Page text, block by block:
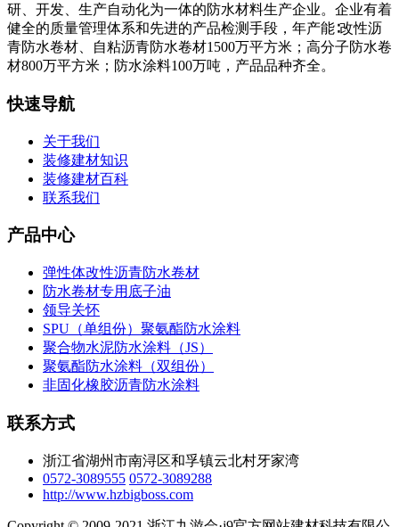
研、开发、生产自动化为一体的防水材料生产企业。企业有着
健全的质量管理体系和先进的产品检测手段，年产能∶改性沥
青防水卷材、自粘沥青防水卷材1500万平方米；高分子防水卷
材800万平方米；防水涂料100万吨，产品品种齐全。
快速导航
关于我们
装修建材知识
装修建材百科
联系我们
产品中心
弹性体改性沥青防水卷材
防水卷材专用底子油
领导关怀
SPU（单组份）聚氨酯防水涂料
聚合物水泥防水涂料（JS）
聚氨酯防水涂料（双组份）
非固化橡胶沥青防水涂料
联系方式
浙江省湖州市南浔区和孚镇云北村牙家湾
0572-3089555 0572-3089288
http://www.hzbigboss.com